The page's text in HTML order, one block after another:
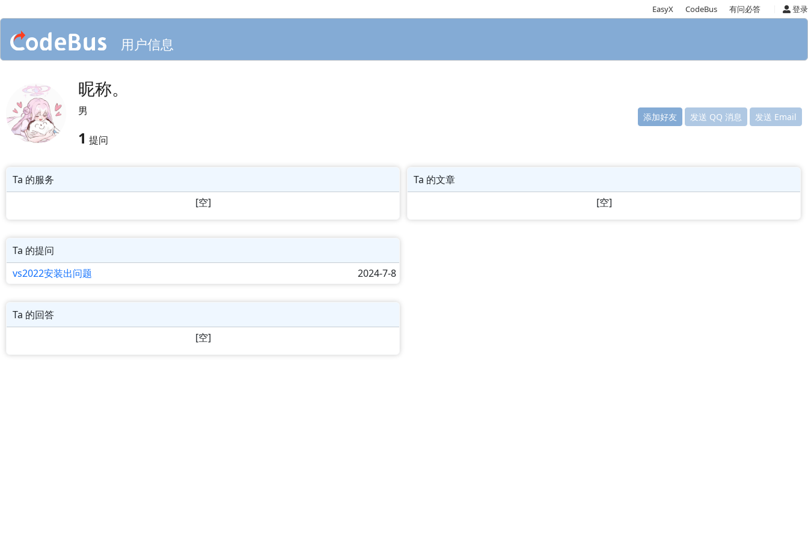
EasyX CodeBus 有问必答 登录
用户信息
昵称。
男
1 提问
添加好友 发送 QQ 消息 发送 Email
Ta 的服务
[空]
Ta 的提问
vs2022安装出问题
2024-7-8
Ta 的回答
[空]
Ta 的文章
[空]